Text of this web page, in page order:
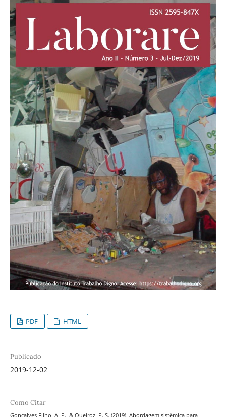
PDF HTML
Publicado
2019-12-02
Como Citar
Gonçalves Filho, A. P., & Queiroz, P. S. (2019). Abordagem sistêmica para